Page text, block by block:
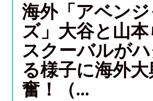
海外「アベン
ズ」大谷と山本
スクーバルが
る様子に海外
奮！（...